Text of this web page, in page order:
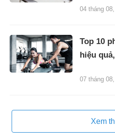
04 tháng
Top 10
hiệu
07 tháng
Xem